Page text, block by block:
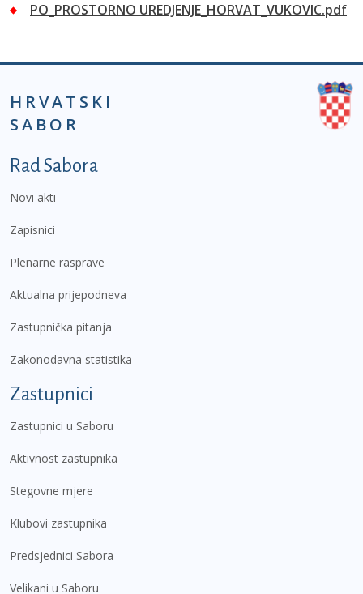
PO_PROSTORNO UREDJENJE_HORVAT_VUKOVIC.pdf
HRVATSKI
SABOR
Podnožje prvi izbornik
Rad Sabora
Novi akti
Zapisnici
Plenarne rasprave
Aktualna prijepodneva
Zastupnička pitanja
Zakonodavna statistika
Zastupnici
Zastupnici u Saboru
Aktivnost zastupnika
Stegovne mjere
Klubovi zastupnika
Predsjednici Sabora
Velikani u Saboru